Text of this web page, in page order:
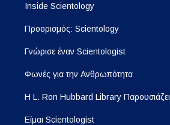
Inside Scientology
Προορισμός: Scientology
Γνώρισε έναν Scientologist
Φωνές για την Ανθρωπότητα
Η L. Ron Hubbard Library Παρουσιάζει
Είμαι Scientologist